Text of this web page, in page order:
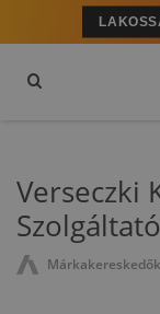
Verseczki
Márkakereskedők